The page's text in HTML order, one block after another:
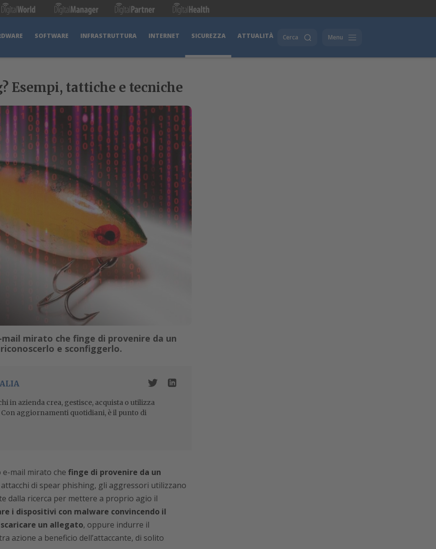
SOFTWARE INFRASTRUTTURA INTERNET SICUREZZA ATTUALITÀ Cerca Menu
Esempi, tattiche e tecniche
mirato che finge di provenire da un
e sconfiggerlo.
in azienda crea, gestisce, acquista o utilizza
aggiornamenti quotidiani, è il punto di
e-mail mirato che finge di provenire da un
di spear phishing, gli aggressori utilizzano
dalla ricerca per mettere a proprio agio il
i dispositivi con malware convincendo il
un allegato, oppure indurre il
azione a beneficio dell’attaccante, di solito